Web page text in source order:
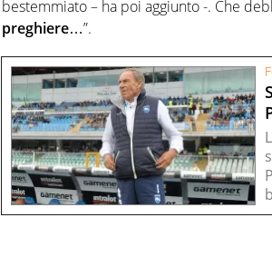
bestemmiato – ha poi aggiunto -. Che
preghiere…”.